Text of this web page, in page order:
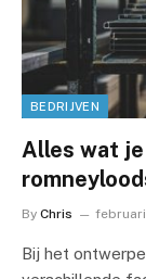
BEDRIJVEN
Alles wat
By Chris februari
Bij het